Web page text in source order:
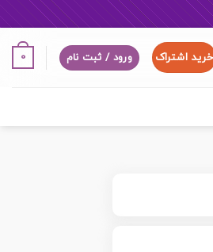
خرید اشتراک ورود / ثبت نام 0